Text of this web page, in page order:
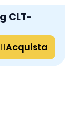
CLT-
Acquista